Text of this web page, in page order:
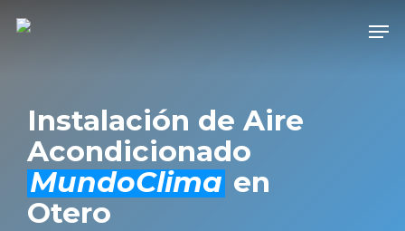
Skip
Instalación de Aire
Acondicionado
MundoClima en
Otero